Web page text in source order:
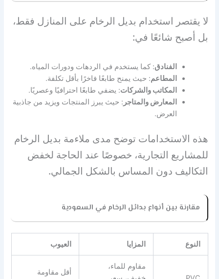
لا يقتصر استخدام بديل الرخام على المنازل فقط،
بل أصبح شائعًا في:
الفنادق: كما يستخدم في الردهات ودورات المياه.
المطاعم: حيث يمنح طابعًا فاخرًا بأقل تكلفة.
المكاتب والشركات: يضفي طابعًا احترافيًا وعصريًا.
المعارض والمتاجر : حيث يبرز المنتجات ويزيد من جاذبية
العرض.
هذه الاستخدامات توضح مدى ملاءمة بديل الرخام
للمشاريع التجارية، خصوصًا عند الحاجة لخفض
التكاليف دون المساس بالشكل الجمالي.
مقارنة بين أنواع بدائل الرخام في السعودية
النوع المزايا العيوب
مقاوم للماء،
أقل مقاومة